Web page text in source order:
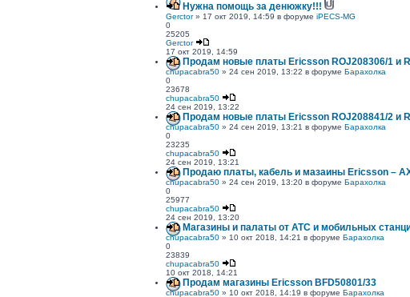
Нужна помощь за денюжку!!!
Gerctor» 17 окт 2019, 14:59 в форуме iPECS-MG
0
25205
Gerctor
17 окт 2019, 14:59
Продам новые платы Ericsson ROJ208306/1 и
chupacabra50 » 24 сен 2019, 13:22 в форуме Барахолка
0
23678
chupacabra50
24 сен 2019, 13:22
Продам новые платы Ericsson ROJ208841/2 и
chupacabra50 » 24 сен 2019, 13:21 в форуме Барахолка
0
23235
chupacabra50
24 сен 2019, 13:21
Продаю платы, кабель и мазаины Ericsson –
chupacabra50 » 24 сен 2019, 13:20 в форуме Барахолка
0
25977
chupacabra50
24 сен 2019, 13:20
Магазины и палаты от АТС и мобильных
chupacabra50 » 10 окт 2018, 14:21 в форуме Барахолка
0
23839
chupacabra50
10 окт 2018, 14:21
Продам магазины Ericsson BFD50801/33
chupacabra50 » 10 окт 2018, 14:19 в форуме Барахолка